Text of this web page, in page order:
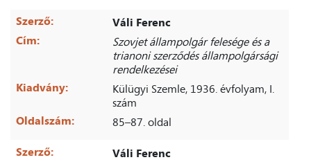
Szerző:
Váli Ferenc
Cím:
Szovjet állampolgár felesége és a
trianoni szerződés állampolgársági
rendelkezései
Kiadvány:
Külügyi Szemle, 1936. évfolyam, I.
szám
Oldalszám:
85–87. oldal
Szerző:
Váli Ferenc